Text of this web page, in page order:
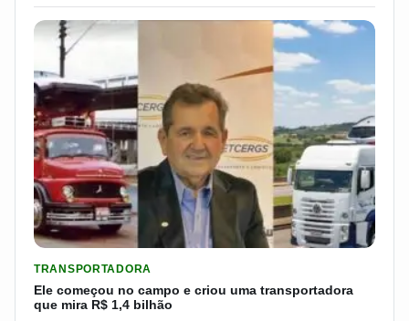
TRANSPORTADORA
Ele começou no campo e criou uma transportadora
que mira R$ 1,4 bilhão